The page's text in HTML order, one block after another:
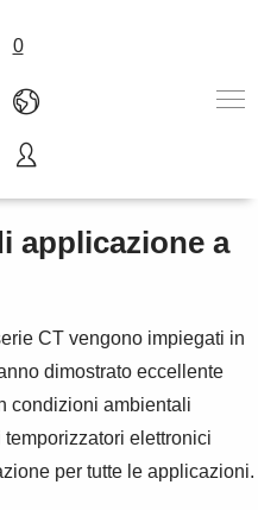
0
applicazione a
CT vengono impiegati in
dimostrato eccellente
condizioni ambientali
elettronici
per tutte le applicazioni.